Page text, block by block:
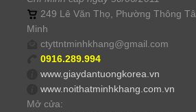
249 Lê Văn Thọ, Phường Thông
Minh
ctyttntminhkhang@gmail.com
0916.289.994
www.giaydantuongkorea.vn
www.noithatminhkhang.com.vn
Mở cửa: